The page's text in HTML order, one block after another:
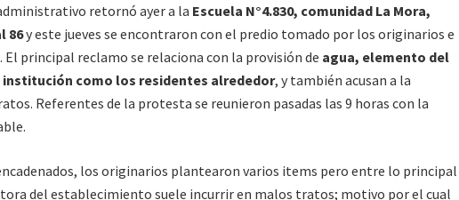
retornó ayer a la Escuela N°4.830, comunidad La Mora,
86y este jueves se encontraron con el predio tomado por los originarios e
El principal reclamo se relaciona con la provisión de agua, elemento del
como los residentes alrededor, y también acusan a la
Referentes de la protesta se reunieron pasadas las 9 horas con la
los originarios plantearon varios items pero entre lo principal
del establecimiento suele incurrir en malos tratos; motivo por el cual